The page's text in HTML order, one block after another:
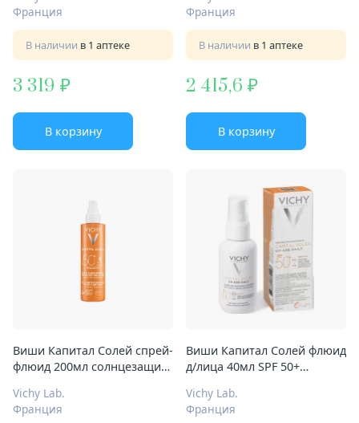
Франция
В наличии в 1 аптеке
3 319
В корзину
Франция
В наличии в 1 аптеке
2 415,6
В корзину
Виши Капитал Солей спрей-
флюид 200мл солнцезащит
Vichy Lab.
Франция
Виши Капитал Солей флюид
д/лица 40мл SPF 50+
Vichy Lab.
Франция